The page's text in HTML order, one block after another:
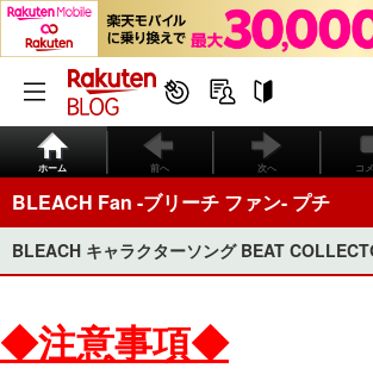
ホーム 前へ 次へ コ
BLEACH Fan -ブリーチ ファン- プチ
BLEACH キャラクターソング BEAT
◆注意事項◆